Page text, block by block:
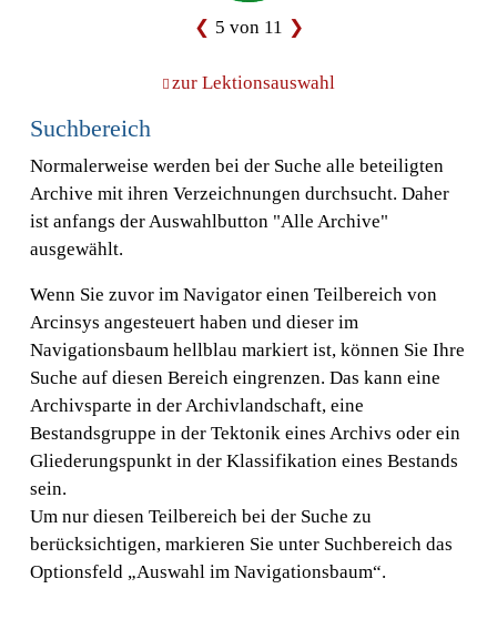
5 von 11
zur Lektionsauswahl
Suchbereich
Normalerweise werden bei der Suche alle beteiligten
Archive mit ihren Verzeichnungen durchsucht. Daher
ist anfangs der Auswahlbutton "Alle Archive"
ausgewählt.
Wenn Sie zuvor im Navigator einen Teilbereich von
Arcinsys angesteuert haben und dieser im
Navigationsbaum hellblau markiert ist, können Sie Ihre
Suche auf diesen Bereich eingrenzen. Das kann eine
Archivsparte in der Archivlandschaft, eine
Bestandsgruppe in der Tektonik eines Archivs oder ein
Gliederungspunkt in der Klassifikation eines Bestands
sein.
Um nur diesen Teilbereich bei der Suche zu
berücksichtigen, markieren Sie unter Suchbereich das
Optionsfeld „Auswahl im Navigationsbaum“.